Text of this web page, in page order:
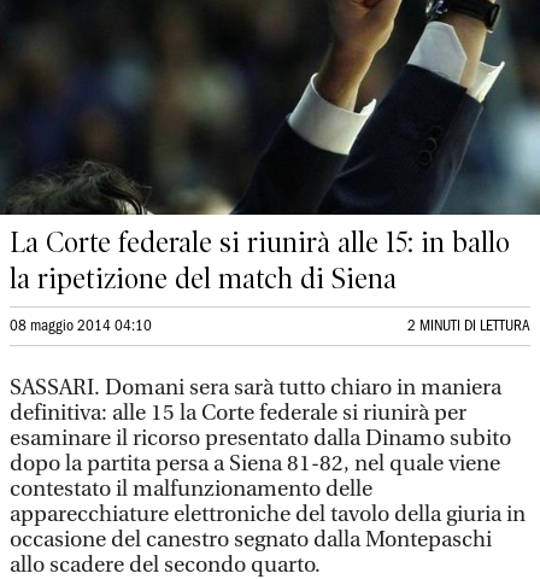
La Corte federale si riunirà alle 15: in ballo
la ripetizione del match di Siena
08 maggio 2014 04:10 2 MINUTI DI LETTURA
SASSARI. Domani sera sarà tutto chiaro in maniera
definitiva: alle 15 la Corte federale si riunirà per
esaminare il ricorso presentato dalla Dinamo subito
dopo la partita persa a Siena 81-82, nel quale viene
contestato il malfunzionamento delle
apparecchiature elettroniche del tavolo della giuria in
occasione del canestro segnato dalla Montepaschi
allo scadere del secondo quarto.